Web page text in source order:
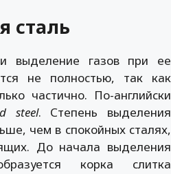
сталь
выделение газов при ее
не полностью, так как
частично. По-английски
steel. Степень выделения
чем в спокойных сталях,
До начала выделения
корка слитка